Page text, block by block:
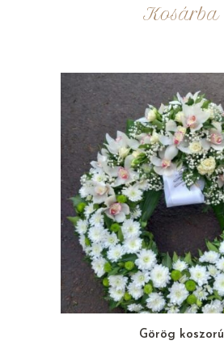
Kosárba
Görög koszorú